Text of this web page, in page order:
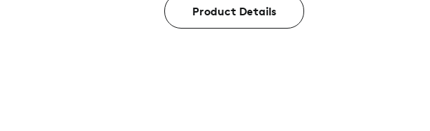
Product Details